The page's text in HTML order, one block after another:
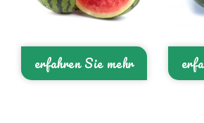
erfahren Sie mehr